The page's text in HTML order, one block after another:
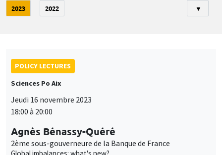
2023 2022 ▼
POLICY LECTURES
Sciences Po Aix
Jeudi 16 novembre 2023
18:00 à 20:00
Agnès Bénassy-Quéré
2ème sous-gouverneure de la Banque de France